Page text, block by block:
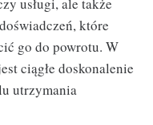
które
go do powrotu. W
ciągłe doskonalenie
utrzymania